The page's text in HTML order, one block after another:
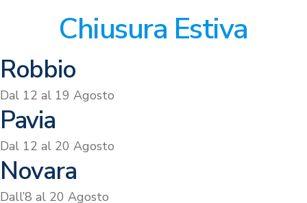
Chiusura Estiva
Robbio
Dal 12 al 19 Agosto
Pavia
Dal 12 al 20 Agosto
Novara
Dall’8 al 20 Agosto